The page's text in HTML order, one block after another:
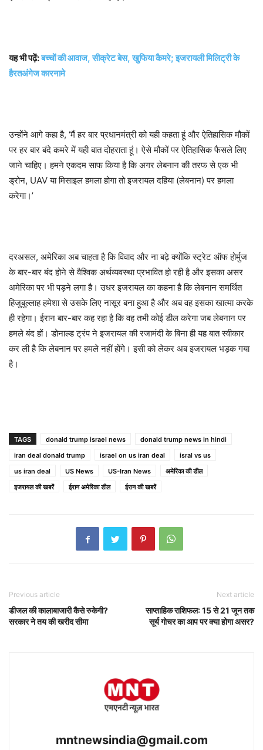
यह भी पढ़ें:बच्चों की आवाज, सीक्रेट बेस, खुफिया कैमरे; इजरायली मिलिट्री के
हैरतअंगेज कारनामे
उन्होंने आगे कहा है, ‘मैं हर बार प्रधानमंत्री को यही कहता हूं और ऐतिहासिक मौकों
पर हर बार बंदे कमरे में यही बात दोहराता हूं। ऐसे मौकों पर ऐतिहासिक फैसले लिए
जाने चाहिए। हमने एकदम साफ किया है कि अगर लेबनान की तरफ से एक भी
ड्रोन, UAV या मिसाइल हमला होगा तो इजरायल दहिया (लेबनान) पर हमला
करेगा।’
दरअसल, अमेरिका अब चाहता है कि विवाद और ना बढ़े क्योंकि स्ट्रेट ऑफ होर्मुज
के बार-बार बंद होने से वैश्विक अर्थव्यवस्था प्रभावित हो रही है और इसका असर
अमेरिका पर भी पड़ने लगा है। उधर इजरायल का कहना है कि लेबनान समर्थित
हिजुबुल्लाह हमेशा से उसके लिए नासूर बना हुआ है और अब वह इसका खात्मा करके
ही रहेगा। ईरान बार-बार कह रहा है कि वह तभी कोई डील करेगा जब लेबनान पर
हमले बंद हों। डोनाल्ड ट्रंप ने इजरायल की रजामंदी के बिना ही यह बात स्वीकार
कर ली है कि लेबनान पर हमले नहीं होंगे। इसी को लेकर अब इजरायल भड़क गया
है।
TAGS donald trump israel news
donald trump news in hindi
iran deal donald trump
israel on us iran deal
isral vs us
us iran deal
US News US-Iran News
अमेरिका की डील
इजरायल की खबरें
ईरान अमेरिका डील ईरान की खबरें
Previous article
डीजल की कालाबाजारी कैसे रुकेगी?
सरकार ने तय की खरीद सीमा
Next article
साप्ताहिक राशिफल: 15 से 21 जून तक
सूर्य गोचर का आप पर क्या होगा असर?
mntnewsindia@gmail.com